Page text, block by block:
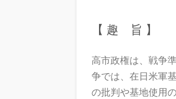
【 趣 旨 】
高市政権は、戦争
争では、在日米軍
の批判や基地使用